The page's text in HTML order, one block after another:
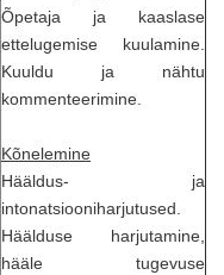
Õpetaja ja kaaslase
ettelugemise kuulamine.
Kuuldu ja nähtu
kommenteerimine.
Kõnelemine
Hääldus- ja
intonatsiooniharjutused.
Häälduse harjutamine,
hääle tugevuse